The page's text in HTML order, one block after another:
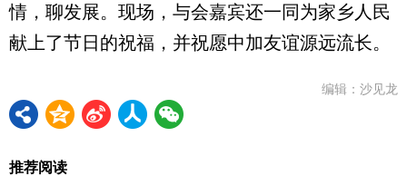
情，聊发展。现场，与会嘉宾还一同为家乡人民
献上了节日的祝福，并祝愿中加友谊源远流长。
编辑：沙见龙
推荐阅读